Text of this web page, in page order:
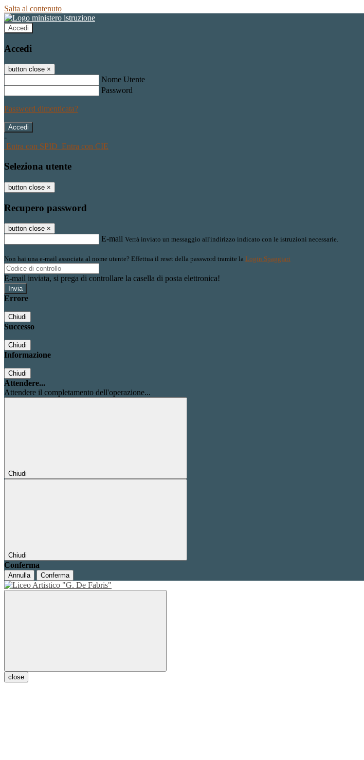
Salta al contenuto
Accedi
Accedi
button close ×
Nome Utente
Password
Password dimenticata?
-
Entra con SPID Entra con CIE
Seleziona utente
button close ×
Recupero password
button close ×
E-mail Verrà inviato un messaggio all'indirizzo indicato con le istruzioni necessarie.
Non hai una e-mail associata al nome utente? Effettua il reset della password tramite la Login Spaggiari
E-mail inviata, si prega di controllare la casella di posta elettronica!
Errore
Chiudi
Successo
Chiudi
Informazione
Chiudi
Attendere...
Attendere il completamento dell'operazione...
Chiudi
Chiudi
Conferma
Annulla Conferma
close